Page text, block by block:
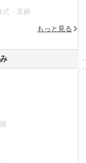
式・直葬
もっと見る